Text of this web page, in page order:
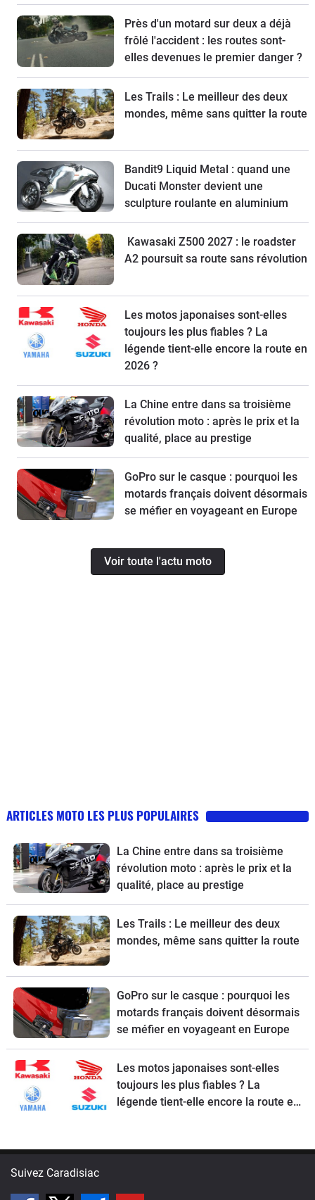
Près d'un motard sur deux a déjà
frôlé l'accident : les routes sont-
elles devenues le premier danger ?
Les Trails : Le meilleur des deux
mondes, même sans quitter la route
Bandit9 Liquid Metal : quand une
Ducati Monster devient une
sculpture roulante en aluminium
Kawasaki Z500 2027 : le roadster
A2 poursuit sa route sans révolution
Les motos japonaises sont-elles
toujours les plus fiables ? La
légende tient-elle encore la route en
2026 ?
La Chine entre dans sa troisième
révolution moto : après le prix et la
qualité, place au prestige
GoPro sur le casque : pourquoi les
motards français doivent désormais
se méfier en voyageant en Europe
Voir toute l'actu moto
ARTICLES MOTO LES PLUS POPULAIRES
La Chine entre dans sa troisième
révolution moto : après le prix et la
qualité, place au prestige
Les Trails : Le meilleur des deux
mondes, même sans quitter la route
GoPro sur le casque : pourquoi les
motards français doivent désormais
se méfier en voyageant en Europe
Les motos japonaises sont-elles
toujours les plus fiables ? La
légende tient-elle encore la route en
Suivez Caradisiac